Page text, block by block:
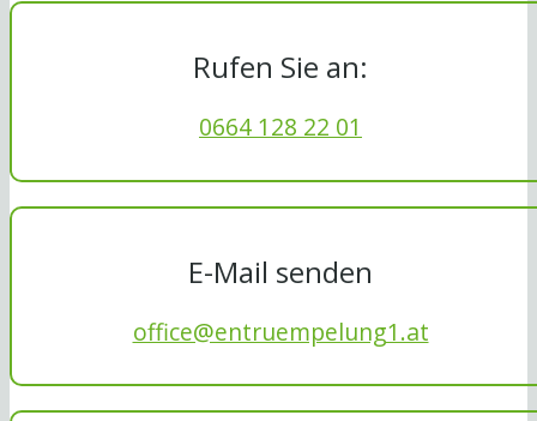
Rufen Sie an:
0664 128 22 01
E-Mail senden
office@entruempelung1.at